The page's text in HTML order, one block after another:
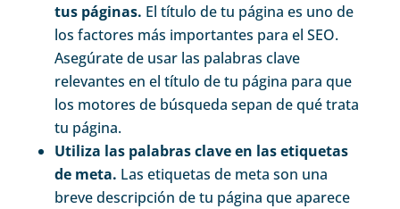
tus páginas. El título de tu página es uno de
los factores más importantes para el SEO.
Asegúrate de usar las palabras clave
relevantes en el título de tu página para que
los motores de búsqueda sepan de qué trata
tu página.
Utiliza las palabras clave en las etiquetas
de meta. Las etiquetas de meta son una
breve descripción de tu página que aparece